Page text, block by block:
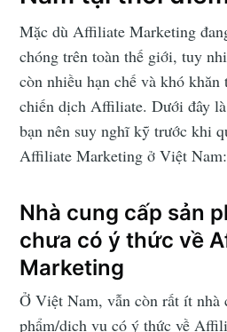
Mặc dù Affiliate Marketing
chóng trên toàn thế giới, tuy
còn nhiều hạn chế và khó
chiến dịch Affiliate. Dưới đây
bạn nên suy nghĩ kỹ trước khi
Affiliate Marketing ở Việt Nam:
Nhà cung cấp sản
chưa có ý thức về
Marketing
Ở Việt Nam, vẫn còn rất ít nhà
phẩm/dịch vụ có ý thức về